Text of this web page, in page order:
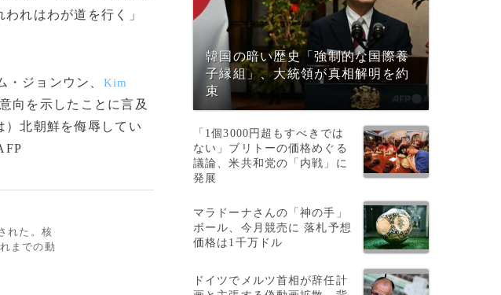
れはわが道を行く」
・ジョンウン、 Kim
向を示したことに言及
）北朝鮮を侮辱してい
れた。核
までの動
韓国の暗い歴史「強制的な国際養
子縁組」、大統領が真相解明を約
束
「1個3000円超もすべきでは
ない」ブリトーの価格めぐる
議論、米共和党の「内戦」に
発展
マラドーナさんの「神の手」
ボール、今月競売に 落札予想
価格は1千万ドル
ドイツでメルツ首相が辞任計